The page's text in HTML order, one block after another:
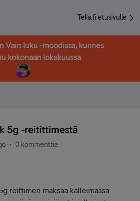
Telia.fi etusivulle
Vain luku -moodissa, kunnes
kokonaan lokakuussa
5g -reitittimestä
0 kommenttia
reittimen maksaa kalleimassa